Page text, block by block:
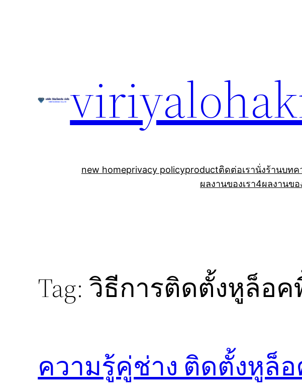
new homeprivacy policyproductติดต่อเรานั่งร้านบทค
ผลงานของเรา4ผลงานขอ
Tag:วิธีการติดตั้งหูล็อ
ความรู้คู่ช่าง ติดตั้งหูล็